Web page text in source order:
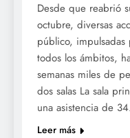
Desde que reabrió
octubre, diversas
público,
todos los ámbitos,
semanas miles de
dos salas La sala
una asistencia de
Leer más